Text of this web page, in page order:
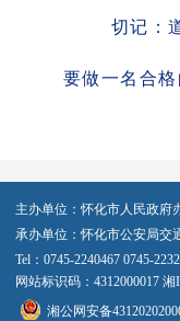
切记：
要做一名合
主办单位：怀化市人民政府
承办单位：怀化市公安局交
Tel：0745-2240467 0745-
网站标识码：4312000017 湘
湘公网安备